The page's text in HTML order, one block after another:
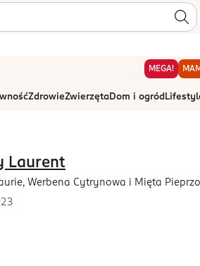
MEGA!
ZdrowieZwierzętaDom i ogród
Laurent
Werbena Cytrynowa i Mięta